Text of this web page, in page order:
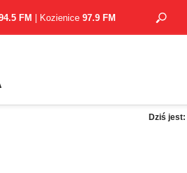
FM | Kozienice 97.9 FM
Dziś jest: